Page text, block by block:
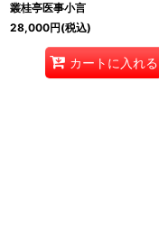
叢桂亭医事小言
28,000円(税込)
カートに入れる